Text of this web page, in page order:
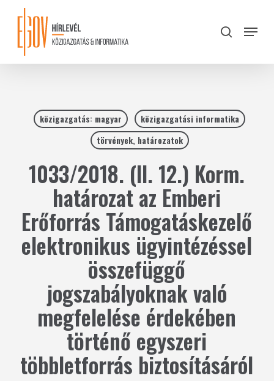
content
search
Menu
közigazgatás: magyar
közigazgatási informatika
törvények, határozatok
1033/2018. (II. 12.) Korm.
határozat az Emberi
Erőforrás Támogatáskezelő
elektronikus ügyintézéssel
összefüggő
jogszabályoknak való
megfelelése érdekében
történő egyszeri
többletforrás biztosításáról
Close